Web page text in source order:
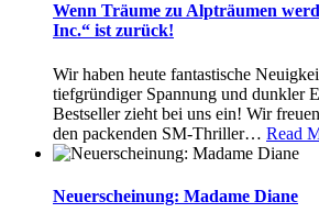
Wenn Träume zu Alpträumen
Inc.“ ist zurück!
Wir haben heute fantastische
tiefgründiger Spannung und dunkler
Bestseller zieht bei uns ein! Wir
den packenden SM-Thriller… Read
Neuerscheinung: Madame Diane